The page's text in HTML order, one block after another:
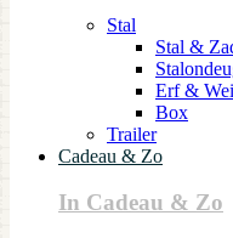
Stal
Stal &
Erf &
Box
Trailer
Cadeau & Zo
In Cadeau & Zo